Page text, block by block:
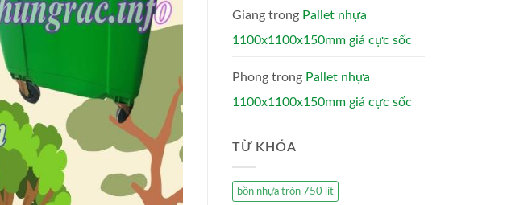
Giang trong Pallet nhựa
1100x1100x150mm giá cực sốc
Phong trong Pallet nhựa
1100x1100x150mm giá cực sốc
TỪ KHÓA
bồn nhựa tròn 750 lít